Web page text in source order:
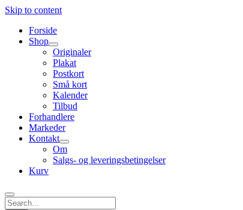
Skip to content
Forside
Shop
open
menu
Originaler
Plakat
Postkort
Små kort
Kalender
Tilbud
Forhandlere
Markeder
Kontakt
open
menu
Om
Salgs- og leveringsbetingelser
Kurv
Search